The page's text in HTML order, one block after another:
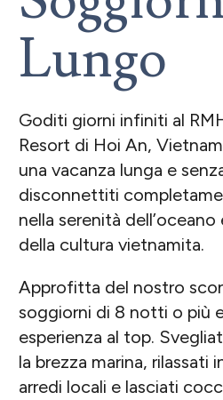
Lungo
Goditi giorni infiniti al
Resort di Hoi An,
una vacanza lunga e
disconnettiti
nella serenità
della cultura vietnamita.
Approfitta del nostro
soggiorni di 8 notti o più
esperienza al top.
la brezza marina, rilassati
arredi locali e lasciati